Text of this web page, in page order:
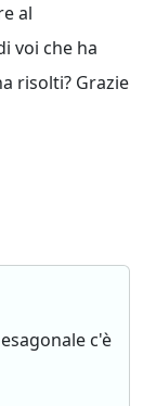
al
voi che ha
risolti? Grazie
c'è